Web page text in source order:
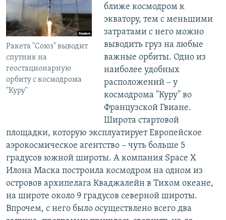
Ракета "Союз" выводит
спутник на
геостационарную
орбиту с космодрома
"Куру"
ближе космодром к
экватору, тем с меньшими
затратами с него можно
выводить груз на любые
важные орбиты. Одно из
наиболее удобных
расположений – у
космодрома "Куру" во
Французской Гвиане.
Широта стартовой
площадки, которую эксплуатирует Европейское
аэрокосмическое агентство – чуть больше 5
градусов южной широты. А компания Space X
Илона Маска построила космодром на одном из
островов архипелага Кваджалейн в Тихом океане,
на широте около 9 градусов северной широты.
Впрочем, с него было осуществлено всего два